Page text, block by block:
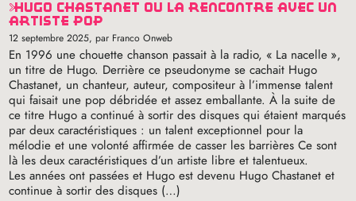
hugo chastanet ou la rencontre avec un
artiste pop
12 septembre 2025, par Franco Onweb
En 1996 une chouette chanson passait à la radio, « La nacelle »,
un titre de Hugo. Derrière ce pseudonyme se cachait Hugo
Chastanet, un chanteur, auteur, compositeur à l’immense talent
qui faisait une pop débridée et assez emballante. À la suite de
ce titre Hugo a continué à sortir des disques qui étaient marqués
par deux caractéristiques : un talent exceptionnel pour la
mélodie et une volonté affirmée de casser les barrières Ce sont
là les deux caractéristiques d’un artiste libre et talentueux.
Les années ont passées et Hugo est devenu Hugo Chastanet et
continue à sortir des disques (…)